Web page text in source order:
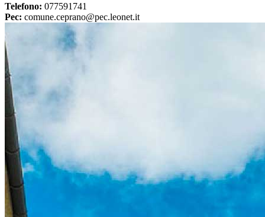
Telefono: 077591741
Pec: comune.ceprano@pec.leonet.it